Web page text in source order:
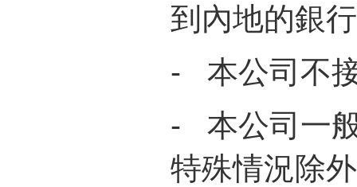
到內地的銀
- 本公司不
- 本公司一
特殊情況除